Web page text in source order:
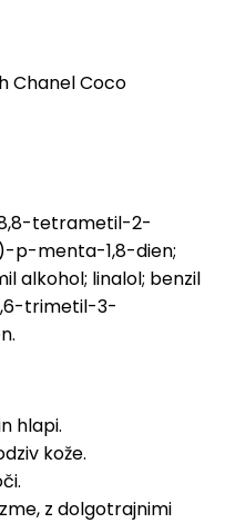
Chanel Coco
tetrametil-2-
p-menta-1,8-dien;
alkohol; linalol; benzil
trimetil-3-
hlapi.
kože.
z dolgotrajnimi